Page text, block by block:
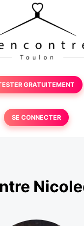
GRATUITEMENT
SE CONNECTER